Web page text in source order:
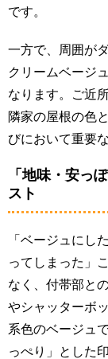
です。
一方で、周囲が
クリームベージ
なります。ご近
隣家の屋根の色
びにおいて重要
「地味・安っ
スト
「ベージュにし
ってしまった」
なく、付帯部と
やシャッターボ
系色のベージュ
っぺり」とした